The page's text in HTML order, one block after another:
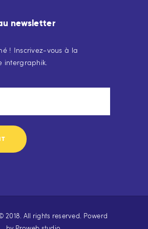
newsletter
! Inscrivez-vous à la
intergraphik.
2018. All rights reserved. Powerd